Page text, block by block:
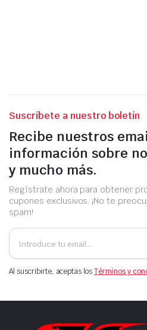
Suscríbete a nuestro boletín
Recibe nuestros
información sobre
y mucho más.
Regístrate ahora para obtener
cupones exclusivos. ¡No te
spam!
Al suscribirte, aceptas losTérminos y